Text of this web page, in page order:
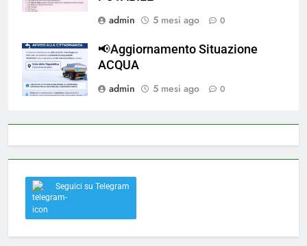
admin
5 mesi ago 0
📢Aggiornamento Situazione
ACQUA
admin
5 mesi ago 0
Seguici su Telegram